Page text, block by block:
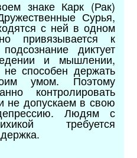
знаке Карк (Рак)
Сурья,
с ней в одном
привязывается к
диктует
и мышлении,
способен держать
умом. Поэтому
контролировать
не допускаем в свою
Людям с
требуется